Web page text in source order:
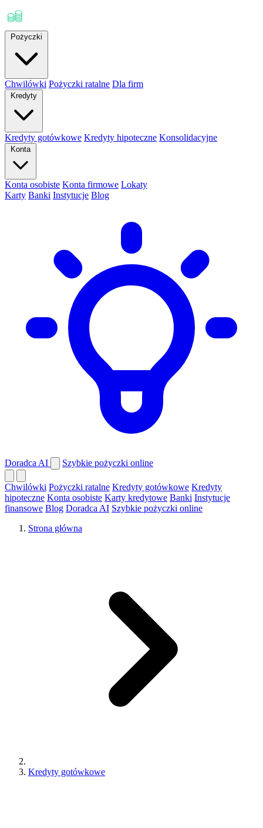
Pożyczki
Chwilówki Pożyczki ratalne Dla firm
Kredyty
Kredyty gotówkowe Kredyty hipoteczne Konsolidacyjne
Konta
Konta osobiste Konta firmowe Lokaty
Karty Banki Instytucje Blog
Doradca AI Szybkie pożyczki online
Chwilówki Pożyczki ratalne Kredyty gotówkowe Kredyty
hipoteczne Konta osobiste Karty kredytowe Banki Instytucje
finansowe Blog Doradca AI Szybkie pożyczki online
Strona główna
Kredyty gotówkowe